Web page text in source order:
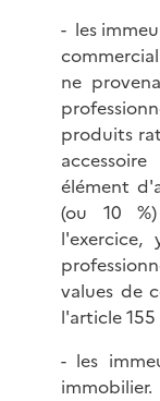
- les
ne
produits
élément
(ou 10
l'exercice,
values de
l'article
- les
immobilier.